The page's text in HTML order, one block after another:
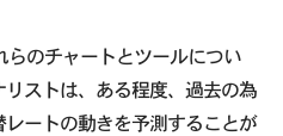
らのチャートとツールについ
ストは、ある程度、過去の為
ートの動きを予測することが